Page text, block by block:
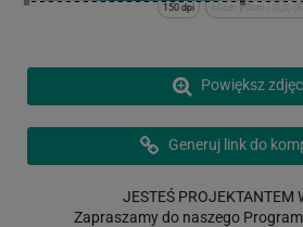
x:0cm y:0cm | (0,0)
150 dpi
Powiększ
Generuj link do
JESTEŚ PROJEKTANTEM
Zapraszamy do naszego